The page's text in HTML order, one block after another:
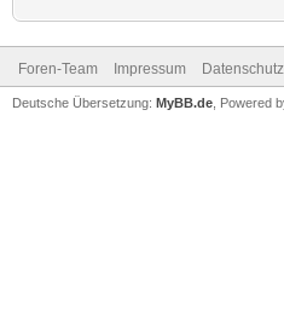
Foren-Team Impressum Datenschutz
Deutsche Übersetzung: MyBB.de , Powered